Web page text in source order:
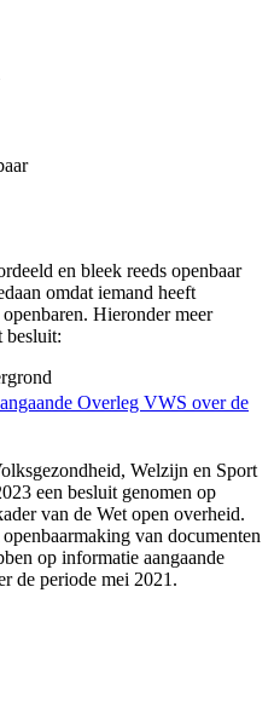
en bleek reeds openbaar
omdat iemand heeft
Hieronder meer
besluit:
Overleg VWS over de
Welzijn en Sport
een besluit genomen op
van de Wet open overheid.
van documenten
op informatie aangaande
de periode mei 2021.